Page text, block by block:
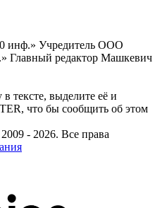
инф.» Учредитель ООО
Главный редактор Машкевич
тексте, выделите её и
что бы сообщить об этом
- 2026. Все права